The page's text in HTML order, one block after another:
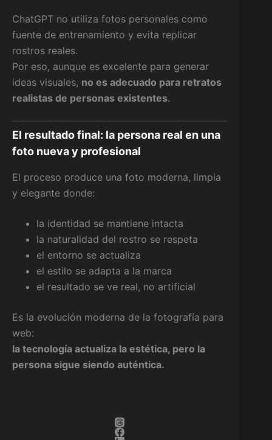
ChatGPT no utiliza fotos personales como
fuente de entrenamiento y evita replicar
rostros reales.
Por eso, aunque es excelente para generar
ideas visuales, no es adecuado para retratos
realistas de personas existentes.
El resultado final: la persona real en una
foto nueva y profesional
El proceso produce una foto moderna, limpia
y elegante donde:
la identidad se mantiene intacta
la naturalidad del rostro se respeta
el entorno se actualiza
el estilo se adapta a la marca
el resultado se ve real, no artificial
Es la evolución moderna de la fotografía para
web:
la tecnología actualiza la estética, pero la
persona sigue siendo auténtica.